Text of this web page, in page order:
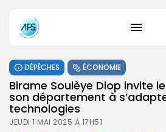
DÉPÊCHES ÉCONOMIE
Birame Soulèye Diop invite
son département à
technologies
JEUDI 1 MAI 2025 À 17H51